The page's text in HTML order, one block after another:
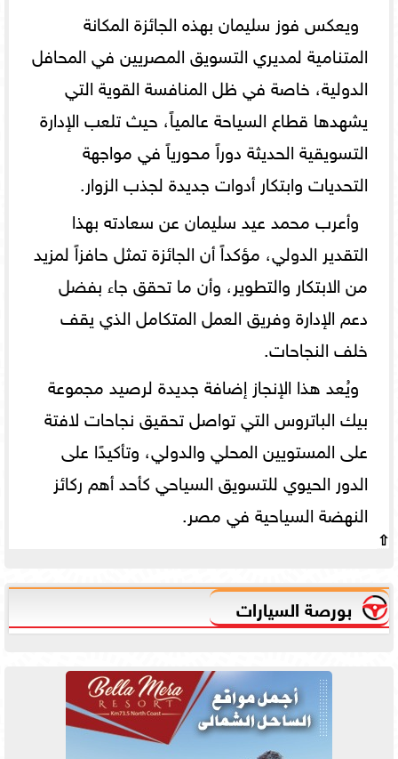
ويعكس فوز سليمان بهذه الجائزة المكانة
المتنامية لمديري التسويق المصريين في المحافل
الدولية، خاصة في ظل المنافسة القوية التي
يشهدها قطاع السياحة عالمياً، حيث تلعب الإدارة
التسويقية الحديثة دوراً محورياً في مواجهة
التحديات وابتكار أدوات جديدة لجذب الزوار.
وأعرب محمد عيد سليمان عن سعادته بهذا
التقدير الدولي، مؤكداً أن الجائزة تمثل حافزاً لمزيد
من الابتكار والتطوير، وأن ما تحقق جاء بفضل
دعم الإدارة وفريق العمل المتكامل الذي يقف
خلف النجاحات.
ويُعد هذا الإنجاز إضافة جديدة لرصيد مجموعة
بيك الباتروس التي تواصل تحقيق نجاحات لافتة
على المستويين المحلي والدولي، وتأكيدًا على
الدور الحيوي للتسويق السياحي كأحد أهم ركائز
النهضة السياحية في مصر.
⇧
بورصة السيارات